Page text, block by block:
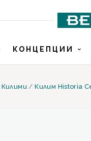
КОНЦЕПЦИИ
Килими /Килим Historia